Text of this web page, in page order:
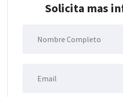
Solicita mas